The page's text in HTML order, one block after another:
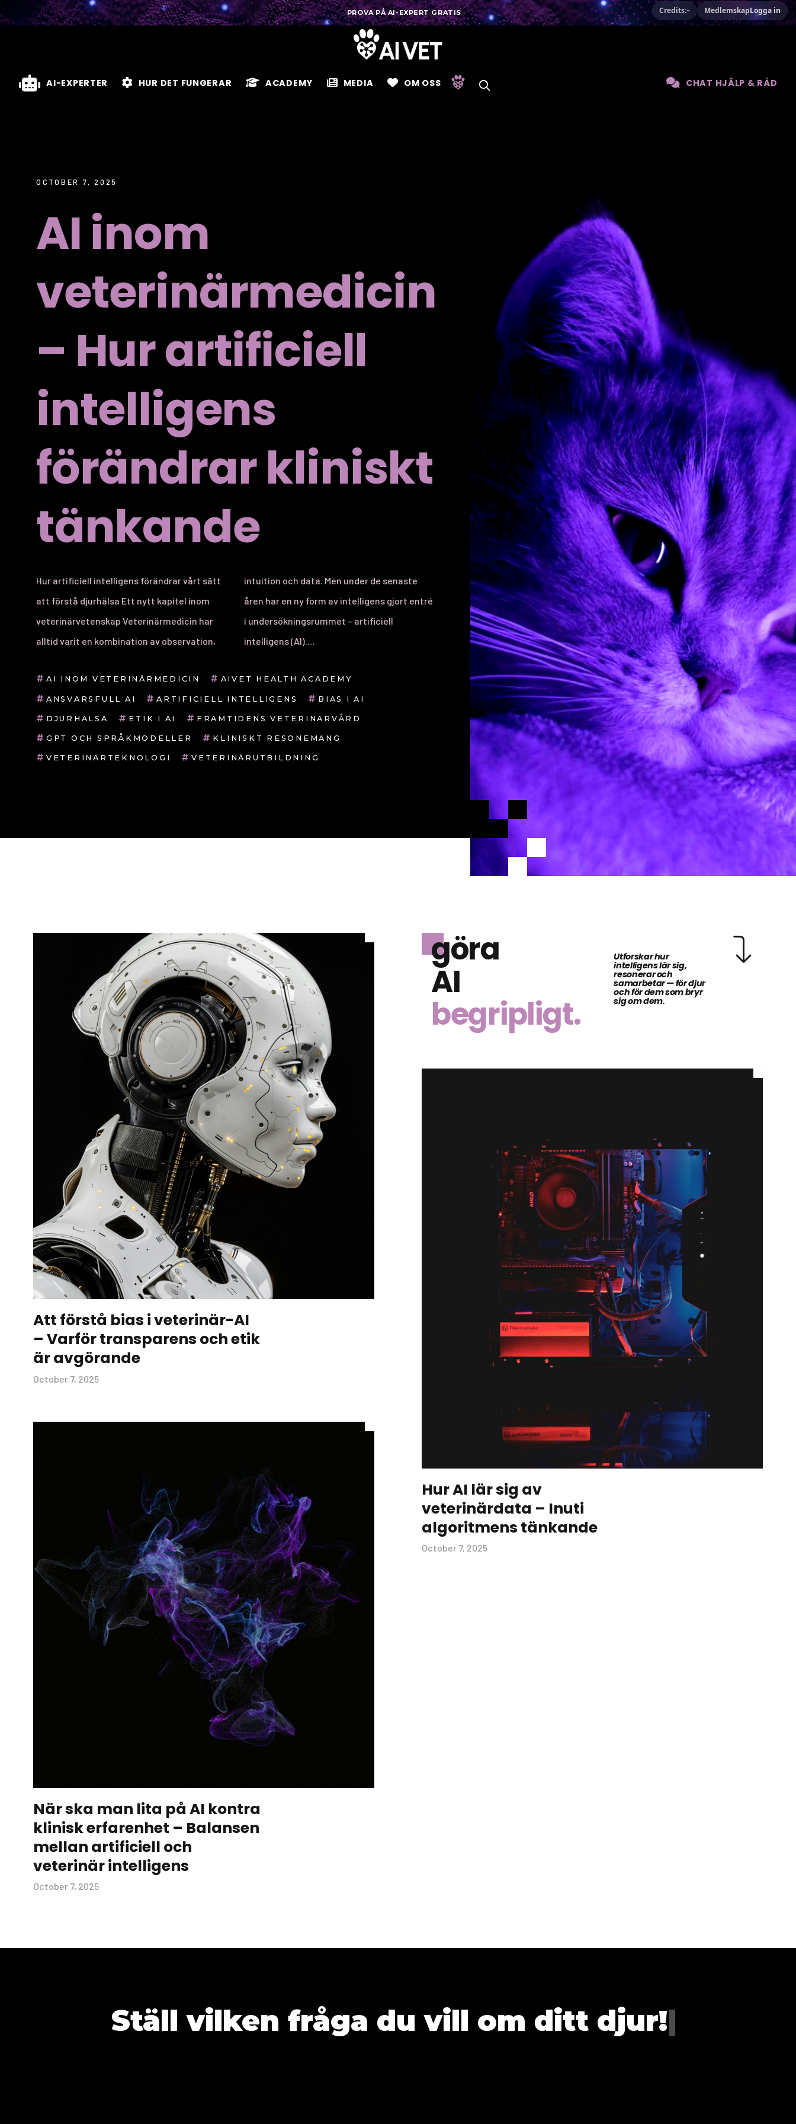
PROVA PÅ AI-EXPERT GRATIS
AI-EXPERTER HUR DET FUNGERAR ACADEMY MEDIA OM OSS CHAT HJÄLP & RÅD
OCTOBER 7, 2025
AI inom
veterinärmedicin
– Hur artificiell
intelligens
förändrar kliniskt
tänkande
Hur artificiell intelligens förändrar vårt sätt
att förstå djurhälsa Ett nytt kapitel inom
veterinärvetenskap Veterinärmedicin har
alltid varit en kombination av observation,
intuition och data. Men under de senaste
åren har en ny form av intelligens gjort entré
i undersökningsrummet – artificiell
intelligens (AI).…
AI INOM VETERINÄRMEDICIN AIVET HEALTH ACADEMY
ANSVARSFULL AI ARTIFICIELL INTELLIGENS BIAS I AI
DJURHÄLSA ETIK I AI FRAMTIDENS VETERINÄRVÅRD
GPT OCH SPRÅKMODELLER KLINISKT RESONEMANG
VETERINÄRTEKNOLOGI VETERINÄRUTBILDNING
göra
AI
begripligt.
Utforskar hur
intelligens lär sig,
resonerar och
samarbetar — för djur
och för dem som bryr
sig om dem.
Att förstå bias i veterinär-AI
– Varför transparens och etik
är avgörande
October 7, 2025
Hur AI lär sig av
veterinärdata – Inuti
algoritmens tänkande
October 7, 2025
När ska man lita på AI kontra
klinisk erfarenhet – Balansen
mellan artificiell och
veterinär intelligens
October 7, 2025
Ställ vilken fråg|
Credits:– MedlemskapLogga in